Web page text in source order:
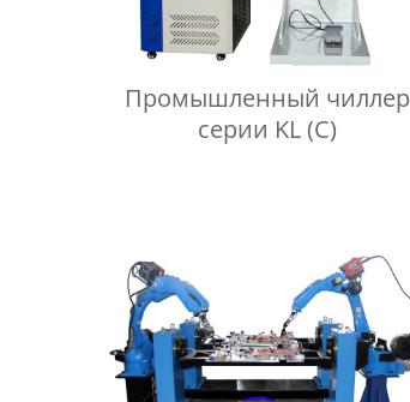
Промышленный чиллер
серии KL (C)